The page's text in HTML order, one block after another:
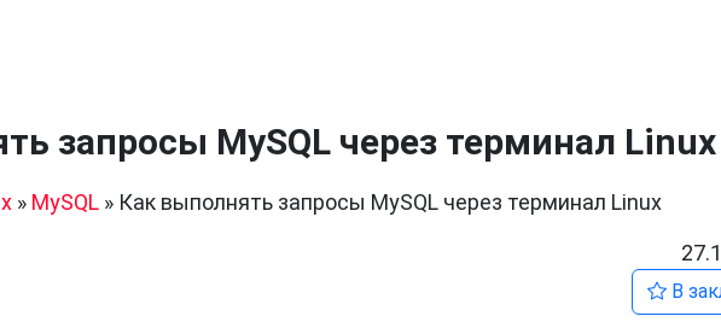
запросы MySQL через терминал Linux
» MySQL » Как выполнять запросы MySQL через терминал Linux
В